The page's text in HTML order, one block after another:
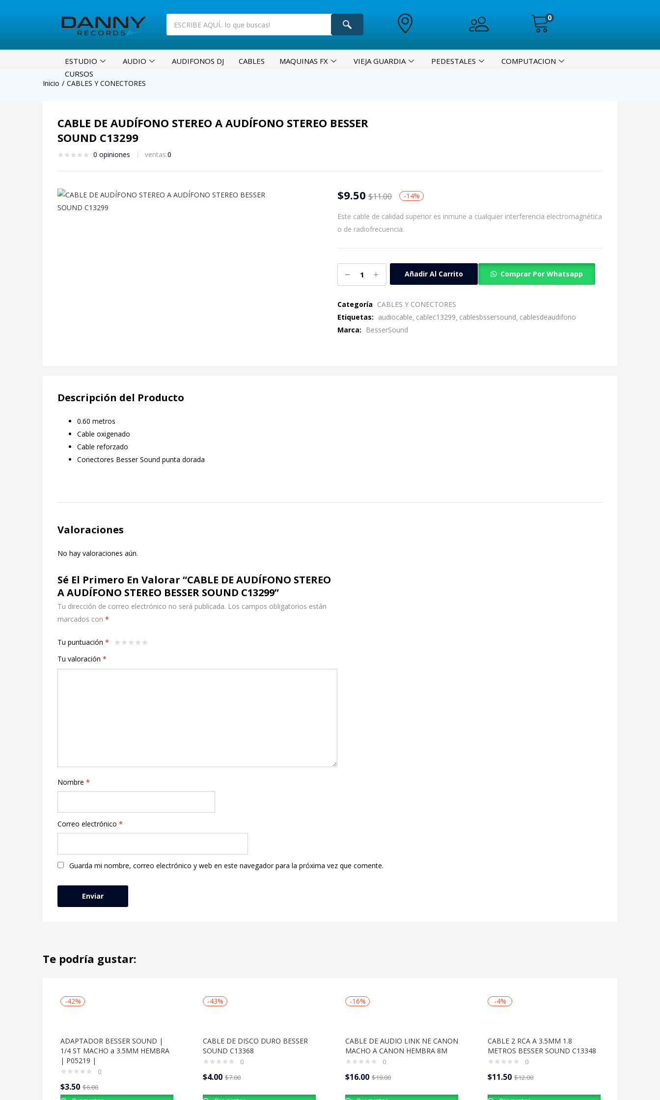
0
ESTUDIO AUDIO AUDIFONOS DJ CABLES MAQUINAS FX VIEJA GUARDIA PEDESTALES
COMPUTACION
CURSOS
Inicio CABLES Y CONECTORES
CABLE DE AUDÍFONO STEREO A AUDÍFONO STEREO BESSER
SOUND C13299
0 opiniones ventas:0
$9.50 $11.00 -14%
Este cable de calidad superior es inmune a cualquier interferencia electromagnética
o de radiofrecuencia.
Añadir Al Carrito Comprar Por Whatsapp
Categoría CABLES Y CONECTORES
Etiquetas: audiocable cablec13299 cablesbssersound cablesdeaudifono
Marca:
BesserSound
Descripción del Producto
0.60 metros
Cable oxigenado
Cable reforzado
Conectores Besser Sound punta dorada
Valoraciones
No hay valoraciones aún.
Sé El Primero En Valorar “CABLE DE AUDÍFONO STEREO
A AUDÍFONO STEREO BESSER SOUND C13299”
Tu dirección de correo electrónico no será publicada. Los campos obligatorios están
marcados con *
Tu puntuación *
Tu valoración *
Nombre *
Correo electrónico *
Guarda mi nombre, correo electrónico y web en este navegador para la próxima vez que comente.
Te podría gustar:
-42%
ADAPTADOR BESSER SOUND |
1/4 ST MACHO a 3.5MM HEMBRA
| P05219 |
0
$3.50 $6.00
-43%
CABLE DE DISCO DURO BESSER
SOUND C13368
0
$4.00 $7.00
-16%
CABLE DE AUDIO LINK NE CANON
MACHO A CANON HEMBRA 8M
0
$16.00 $19.00
-4%
CABLE 2 RCA A 3.5MM 1.8
METROS BESSER SOUND C13348
0
$11.50 $12.00